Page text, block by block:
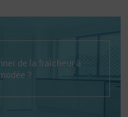
de la fraîcheur à
?